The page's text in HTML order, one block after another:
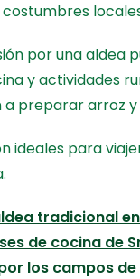
por una
y actividades
preparar arroz
ideales para
tradicional
de cocina de
los campos